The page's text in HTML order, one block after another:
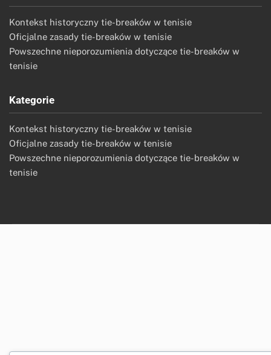
Kontekst historyczny tie-breaków w tenisie
Oficjalne zasady tie-breaków w tenisie
Powszechne nieporozumienia dotyczące tie-breaków w
tenisie
Kategorie
Kontekst historyczny tie-breaków w tenisie
Oficjalne zasady tie-breaków w tenisie
Powszechne nieporozumienia dotyczące tie-breaków w
tenisie